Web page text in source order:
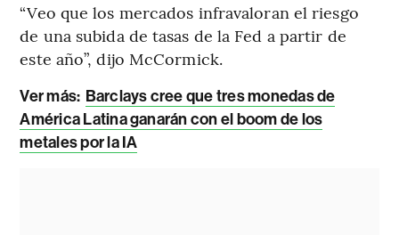
“Veo que los mercados infravaloran el riesgo
de una subida de tasas de la Fed a partir de
este año”, dijo McCormick.
Ver más: Barclays cree que tres monedas de
América Latina ganarán con el boom de los
metales por la IA